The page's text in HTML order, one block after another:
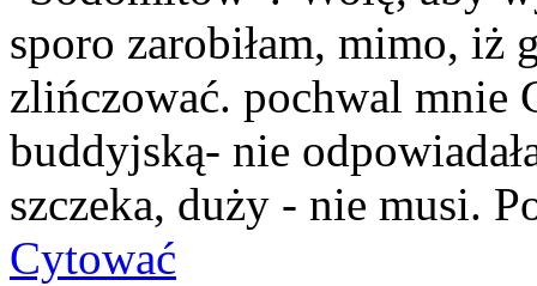
sporo zarobiłam, mimo, iż
zlińczować. pochwal mnie
buddyjską- nie
szczeka, duży - nie musi.
Cytować